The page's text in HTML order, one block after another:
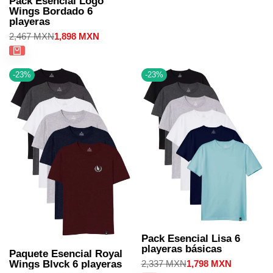
Wings Bordado 6
playeras
Precio
regular
2,467 MXNPrecio
1,898 MXN
-23%
Paquete Esencial Royal
Wings Blvck 6 playeras
-23%
Pack Esencial Lisa 6
playeras básicas
Precio
2,337 MXNPrecio
1,798 MXN